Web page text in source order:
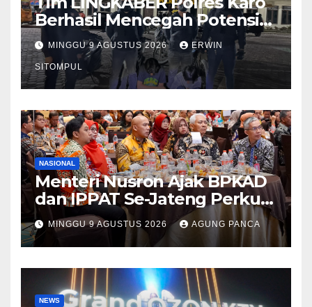
Berhasil Mencegah Potensi
Tawuran di Berastagi
MINGGU 9 AGUSTUS 2026 ERWIN
SITOMPUL
NASIONAL
Menteri Nusron Ajak BPKAD
dan IPPAT Se-Jateng Perkuat
Sinergi Wujudkan
Transformasi Layanan
Pertanahan
MINGGU 9 AGUSTUS 2026 AGUNG PANCA
NEWS